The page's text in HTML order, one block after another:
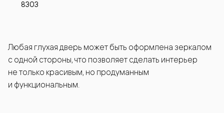
8303
Любая глухая дверь может быть оформлена зеркалом
с одной стороны, что позволяет сделать интерьер
не только красивым, но продуманным
и функциональным.